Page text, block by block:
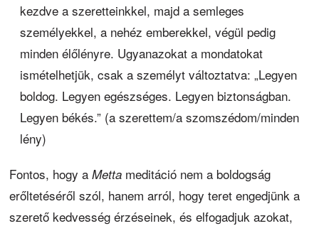
kezdve a szeretteinkkel, majd a semleges
személyekkel, a nehéz emberekkel, végül pedig
minden élőlényre. Ugyanazokat a mondatokat
ismételhetjük, csak a személyt változtatva: „Legyen
boldog. Legyen egészséges. Legyen biztonságban.
Legyen békés.” (a szerettem/a szomszédom/minden
lény)
Fontos, hogy aMetta meditáció nem a boldogság
erőltetéséről szól, hanem arról, hogy teret engedjünk a
szerető kedvesség érzéseinek, és elfogadjuk azokat,